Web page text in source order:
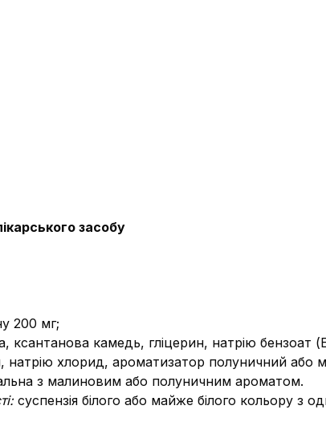
засобу
200 мг;
ксантанова камедь, гліцерин, натрію бензоат
натрію хлорид, ароматизатор полуничний
з малиновим або полуничним ароматом.
суспензія білого або майже білого кольору з